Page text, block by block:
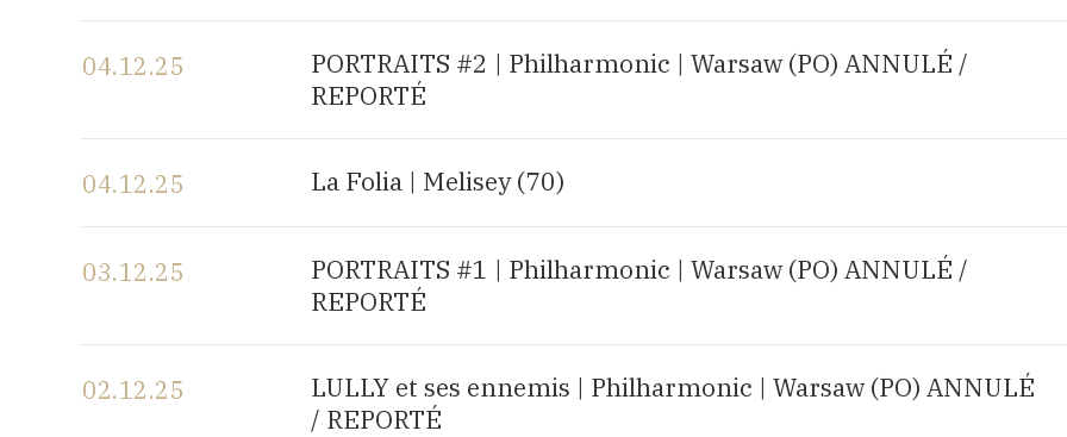
04.12.25
PORTRAITS #2 | Philharmonic | Warsaw (PO) ANNULÉ /
REPORTÉ
04.12.25 La Folia | Melisey (70)
03.12.25
PORTRAITS #1 | Philharmonic | Warsaw (PO) ANNULÉ /
REPORTÉ
02.12.25
LULLY et ses ennemis | Philharmonic | Warsaw (PO) ANNULÉ
/ REPORTÉ